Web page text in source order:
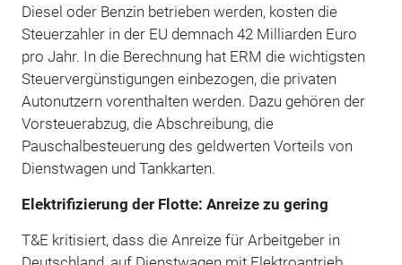
Diesel oder Benzin betrieben werden, kosten die
Steuerzahler in der EU demnach 42 Milliarden Euro
pro Jahr. In die Berechnung hat ERM die wichtigsten
Steuervergünstigungen einbezogen, die privaten
Autonutzern vorenthalten werden. Dazu gehören der
Vorsteuerabzug, die Abschreibung, die
Pauschalbesteuerung des geldwerten Vorteils von
Dienstwagen und Tankkarten.
Elektrifizierung der Flotte: Anreize zu gering
T&E kritisiert, dass die Anreize für Arbeitgeber in